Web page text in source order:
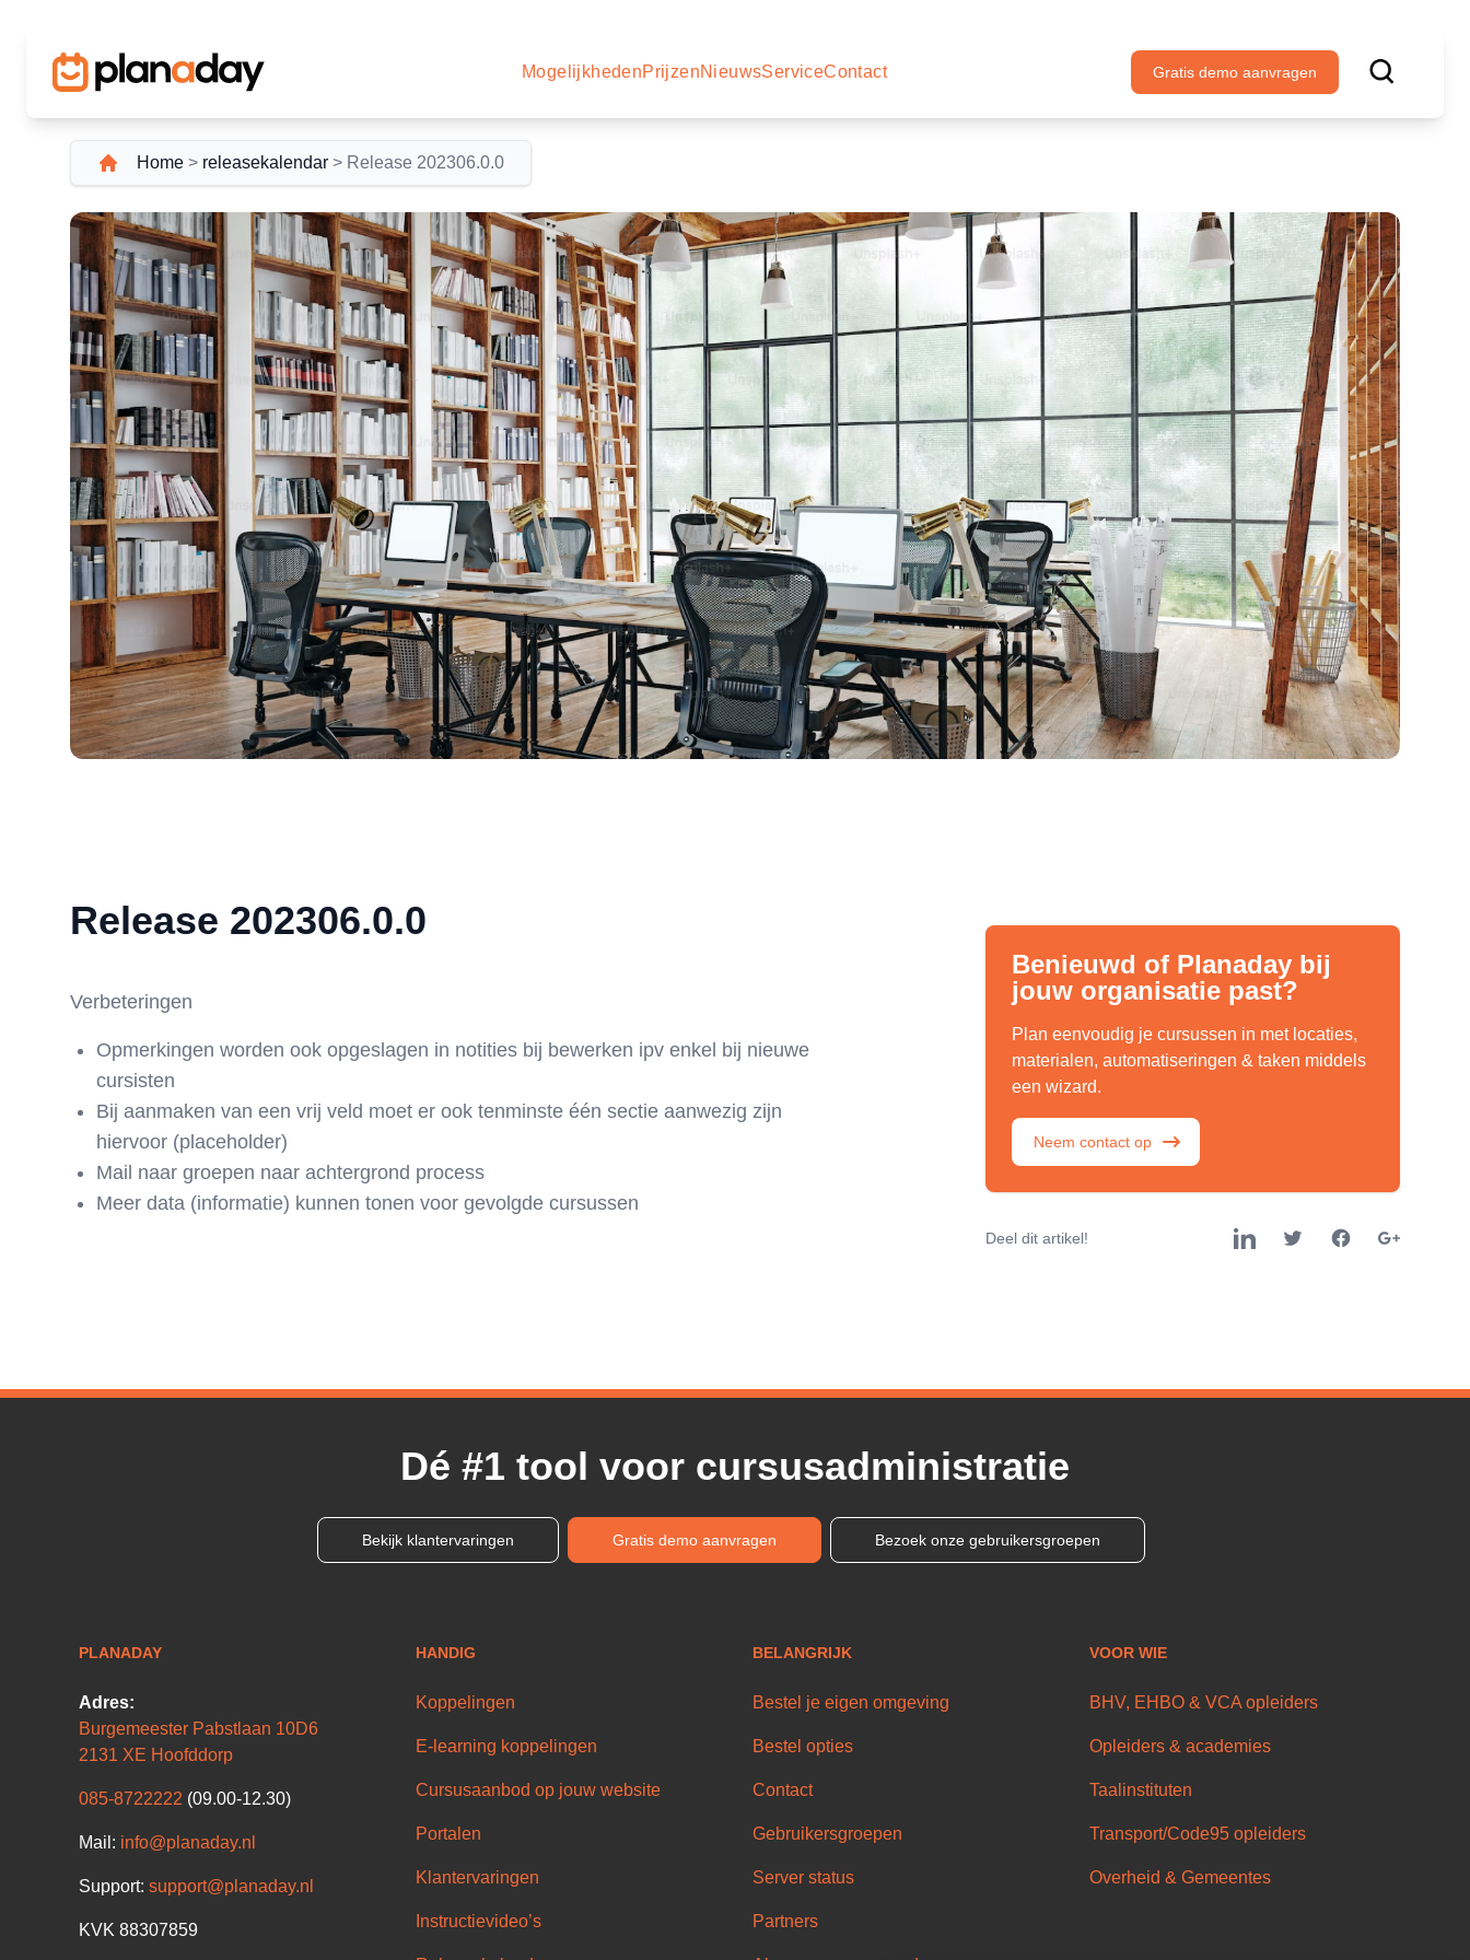
Gratis demo aanvragen
MogelijkhedenPrijzenNieuwsServiceContact
Home > releasekalendar > Release 202306.0.0
Release 202306.0.0
Verbeteringen
Opmerkingen worden ook opgeslagen in notities bij bewerken ipv enkel bij nieuwe
cursisten
Bij aanmaken van een vrij veld moet er ook tenminste één sectie aanwezig zijn
hiervoor (placeholder)
Mail naar groepen naar achtergrond process
Meer data (informatie) kunnen tonen voor gevolgde cursussen
Benieuwd of Planaday bij
jouw organisatie past?
Plan eenvoudig je cursussen in met locaties,
materialen, automatiseringen & taken middels
een wizard.
Neem contact op
Deel dit artikel!
Dé #1 tool voor cursusadministratie
Bekijk klantervaringen Gratis demo aanvragen Bezoek onze gebruikersgroepen
PLANADAY
Adres:
Burgemeester Pabstlaan 10D6
2131 XE Hoofddorp
085-8722222 (09.00-12.30)
Mail: info@planaday.nl
Support: support@planaday.nl
KVK 88307859
HANDIG
Koppelingen
E-learning koppelingen
Cursusaanbod op jouw website
Portalen
Klantervaringen
Instructievideo’s
BELANGRIJK
Bestel je eigen omgeving
Bestel opties
Contact
Gebruikersgroepen
Server status
Partners
VOOR WIE
BHV, EHBO & VCA opleiders
Opleiders & academies
Taalinstituten
Transport/Code95 opleiders
Overheid & Gemeentes